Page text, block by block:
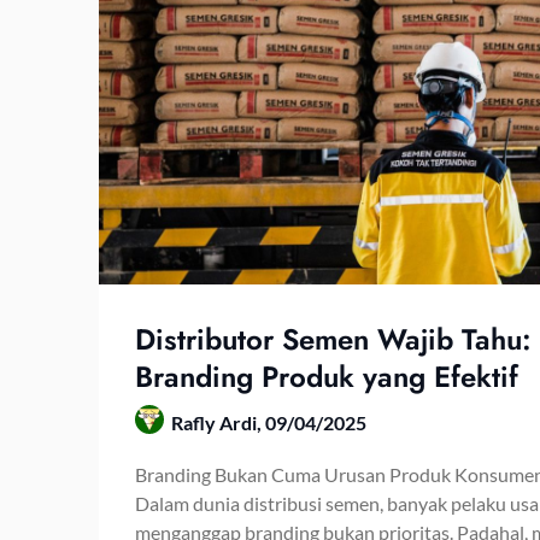
Distributor Semen Wajib
Branding Produk yang Efektif
Rafly Ardi, 09/04/2025
Branding Bukan Cuma Urusan Produk
Dalam dunia distribusi semen, banyak pelaku
menganggap branding bukan prioritas. Padahal,